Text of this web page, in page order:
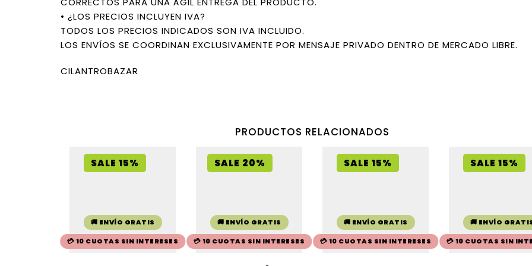
• ¿LOS PRECIOS INCLUYEN IVA?
TODOS LOS PRECIOS INDICADOS SON IVA INCLUIDO.
LOS ENVÍOS SE COORDINAN EXCLUSIVAMENTE POR MENSAJE PRIVADO DENTRO DE MERCADO LIBRE.
CILANTROBAZAR
PRODUCTOS RELACIONADOS
SALE 15%
🚚 ENVÍO GRATIS
💳 10 CUOTAS SIN INTERESES
SALE 20%
🚚 ENVÍO GRATIS
💳 10 CUOTAS SIN INTERESES
SALE 15%
🚚 ENVÍO GRATIS
💳 10 CUOTAS SIN INTERESES
SALE 15%
🚚 ENVÍO
💳 10 CUOTAS SIN